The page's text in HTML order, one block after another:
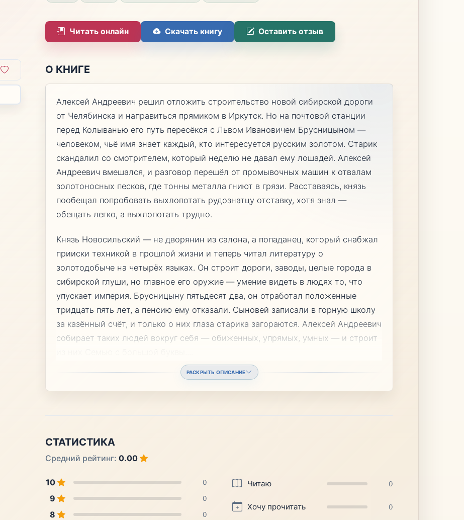
Читать онлайн Скачать книгу Оставить отзыв
О КНИГЕ
Алексей Андреевич решил отложить строительство новой сибирской дороги
от Челябинска и направиться прямиком в Иркутск. Но на почтовой станции
перед Колыванью его путь пересёкся с Львом Ивановичем Брусницыном —
человеком, чьё имя знает каждый, кто интересуется русским золотом. Старик
скандалил со смотрителем, который неделю не давал ему лошадей. Алексей
Андреевич вмешался, и разговор перешёл от промывочных машин к отвалам
золотоносных песков, где тонны металла гниют в грязи. Расставаясь, князь
пообещал попробовать выхлопотать рудознатцу отставку, хотя знал —
обещать легко, а выхлопотать трудно.
Князь Новосильский — не дворянин из салона, а попаданец, который снабжал
прииски техникой в прошлой жизни и теперь читал литературу о
золотодобыче на четырёх языках. Он строит дороги, заводы, целые города в
сибирской глуши, но главное его оружие — умение видеть в людях то, что
упускает империя. Брусницыну пятьдесят два, он отработал положенные
тридцать пять лет, а пенсию ему отказали. Сыновей записали в горную школу
за казённый счёт, и только о них глаза старика загораются. Алексей Андреевич
собирает таких людей вокруг себя — обиженных, упрямых, умных — и строит
РАСКРЫТЬ ОПИСАНИЕ
СТАТИСТИКА
Средний рейтинг: 0.00
10 0
9 0
8 0
Читаю 0
Хочу прочитать 0